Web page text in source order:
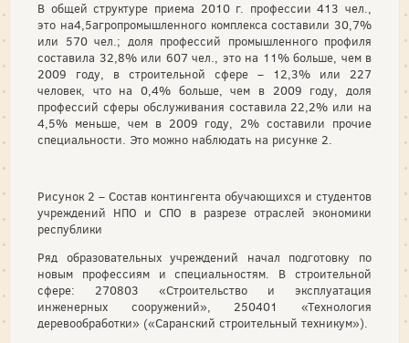
В общей структуре приема 2010 г. профессии 413 чел.,
это на4,5агропромышленного комплекса составили 30,7%
или 570 чел.; доля профессий промышленного профиля
составила 32,8% или 607 чел., это на 11% больше, чем в
2009 году, в строительной сфере – 12,3% или 227
человек, что на 0,4% больше, чем в 2009 году, доля
профессий сферы обслуживания составила 22,2% или на
4,5% меньше, чем в 2009 году, 2% составили прочие
специальности. Это можно наблюдать на рисунке 2.
Рисунок 2 – Состав контингента обучающихся и студентов
учреждений НПО и СПО в разрезе отраслей экономики
республики
Ряд образовательных учреждений начал подготовку по
новым профессиям и специальностям. В строительной
сфере: 270803 «Строительство и эксплуатация
инженерных сооружений», 250401 «Технология
деревообработки» («Саранский строительный техникум»).